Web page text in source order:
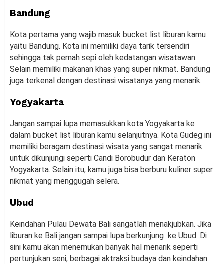
Bandung
Kota pertama yang wajib masuk bucket list liburan kamu
yaitu Bandung. Kota ini memiliki daya tarik tersendiri
sehingga tak pernah sepi oleh kedatangan wisatawan.
Selain memiliki makanan khas yang super nikmat. Bandung
juga terkenal dengan destinasi wisatanya yang menarik.
Yogyakarta
Jangan sampai lupa memasukkan kota Yogyakarta ke
dalam bucket list liburan kamu selanjutnya. Kota Gudeg ini
memiliki beragam destinasi wisata yang sangat menarik
untuk dikunjungi seperti Candi Borobudur dan Keraton
Yogyakarta. Selain itu, kamu juga bisa berburu kuliner super
nikmat yang menggugah selera.
Ubud
Keindahan Pulau Dewata Bali sangatlah menakjubkan. Jika
liburan ke Bali jangan sampai lupa berkunjung ke Ubud. Di
sini kamu akan menemukan banyak hal menarik seperti
pertunjukan seni, berbagai aktraksi budaya dan keindahan